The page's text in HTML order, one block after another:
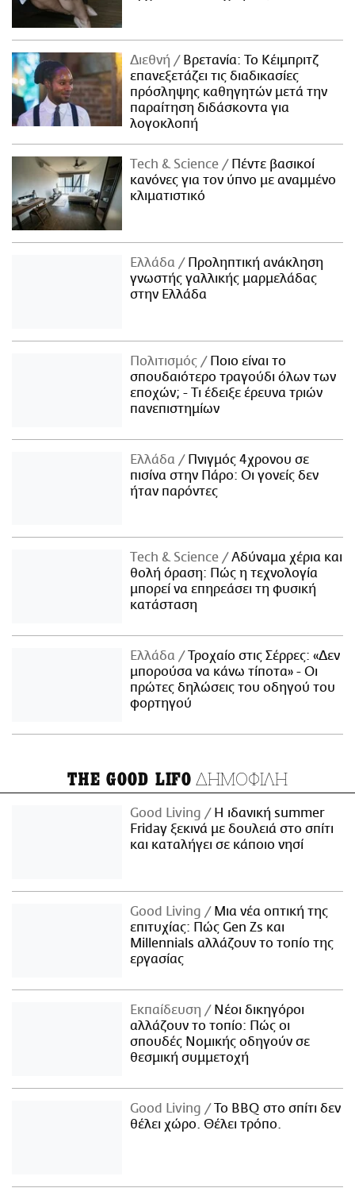
Διεθνή
Βρετανία: Το Κέιμπριτζ
επανεξετάζει τις διαδικασίες
πρόσληψης καθηγητών μετά την
παραίτηση διδάσκοντα για
λογοκλοπή
Τech & Science
Πέντε βασικοί
κανόνες για τον ύπνο με αναμμένο
κλιματιστικό
Ελλάδα
Προληπτική ανάκληση
γνωστής γαλλικής μαρμελάδας
στην Ελλάδα
Πολιτισμός
Ποιο είναι το
σπουδαιότερο τραγούδι όλων των
εποχών; - Τι έδειξε έρευνα τριών
πανεπιστημίων
Ελλάδα
Πνιγμός 4χρονου σε
πισίνα στην Πάρο: Οι γονείς δεν
ήταν παρόντες
Τech & Science
Αδύναμα χέρια και
θολή όραση: Πώς η τεχνολογία
μπορεί να επηρεάσει τη φυσική
κατάσταση
Ελλάδα
Τροχαίο στις Σέρρες: «Δεν
μπορούσα να κάνω τίποτα» - Οι
πρώτες δηλώσεις του οδηγού του
φορτηγού
THE GOOD LIFO ΔΗΜΟΦΙΛΗ
Good Living
Η ιδανική summer
Friday ξεκινά με δουλειά στο σπίτι
και καταλήγει σε κάποιο νησί
Good Living
Μια νέα οπτική της
επιτυχίας: Πώς Gen Zs και
Millennials αλλάζουν το τοπίο της
εργασίας
Εκπαίδευση
Νέοι δικηγόροι
αλλάζουν το τοπίο: Πώς οι
σπουδές Νομικής οδηγούν σε
θεσμική συμμετοχή
Good Living
Το BBQ στο σπίτι δεν
θέλει χώρο. Θέλει τρόπο.